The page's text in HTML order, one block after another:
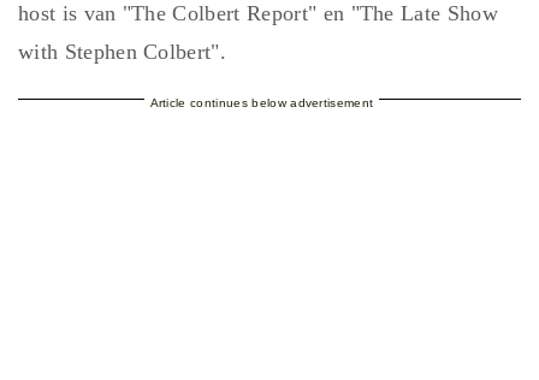
host is van "The Colbert Report" en "The Late Show
with Stephen Colbert".
Article continues below advertisement